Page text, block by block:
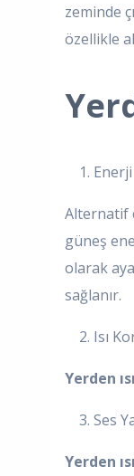
zeminde
özellikle
1.
Alternatif
güneş
olarak
sağlanır.
2. Isı
Yerden
3. Ses
Yerden